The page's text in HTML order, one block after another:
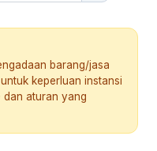
barang/jasa
keperluan instansi
dan aturan yang